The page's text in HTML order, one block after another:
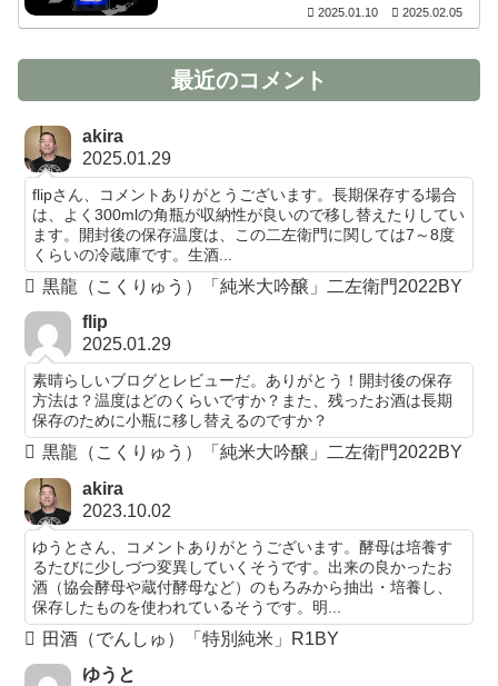
2025.01.10 2025.02.05
最近のコメント
akira
2025.01.29
flipさん、コメントありがとうございます。長期保存する場合
は、よく300mlの角瓶が収納性が良いので移し替えたりしてい
ます。開封後の保存温度は、この二左衛門に関しては7～8度
くらいの冷蔵庫です。生酒...
黒龍（こくりゅう）「純米大吟醸」二左衛門2022BY
flip
2025.01.29
素晴らしいブログとレビューだ。ありがとう！開封後の保存
方法は？温度はどのくらいですか？また、残ったお酒は長期
保存のために小瓶に移し替えるのですか？
黒龍（こくりゅう）「純米大吟醸」二左衛門2022BY
akira
2023.10.02
ゆうとさん、コメントありがとうございます。酵母は培養す
るたびに少しづつ変異していくそうです。出来の良かったお
酒（協会酵母や蔵付酵母など）のもろみから抽出・培養し、
保存したものを使われているそうです。明...
田酒（でんしゅ）「特別純米」R1BY
ゆうと